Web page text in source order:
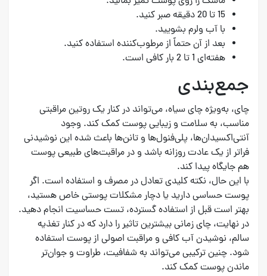
15 تا 20 دقیقه صبر کنید.
با آب ولرم بشویید.
بعد از آن حتماً از مرطوب‌کننده استفاده کنید.
هفته‌ای 1 تا 2 بار کافی است.
جمع‌بندی
چای، به‌ویژه چای سیاه، می‌تواند در کنار یک روتین مراقبتی
مناسب، به سلامت و زیبایی پوست کمک کند. وجود
آنتی‌اکسیدان‌ها، پلی‌فنول‌ها و تانن‌ها باعث شده این نوشیدنی
فراتر از یک عادت روزانه باشد و در مراقبت‌های طبیعی پوست
هم جایگاه پیدا کند.
با این حال، نکته کلیدی تعادل در مصرف و استفاده است. اگر
پوست حساسی دارید یا دچار مشکلات پوستی خاص هستید،
بهتر است قبل از استفاده گسترده، تست حساسیت انجام دهید.
در نهایت، چای زمانی بیشترین تاثیر را دارد که در کنار تغذیه
سالم، نوشیدن آب کافی و مراقبت اصولی از پوست استفاده
شود. چنین ترکیبی می‌تواند به شفافیت، طراوت و جوان‌تر
ماندن پوست کمک کند.